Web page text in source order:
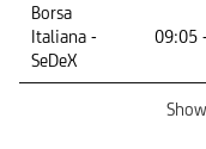
Segmento
Borsa
Italiana -
SeDeX
09:05